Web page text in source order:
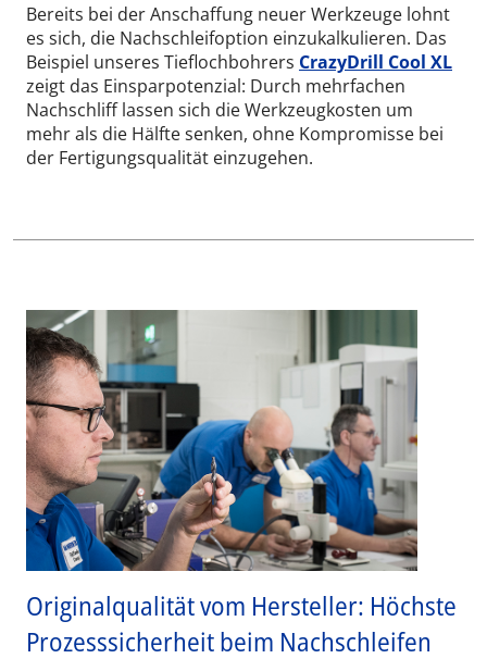
Bereits bei der Anschaffung neuer Werkzeuge lohnt
es sich, die Nachschleifoption einzukalkulieren. Das
Beispiel unseres Tieflochbohrers CrazyDrill Cool XL
zeigt das Einsparpotenzial: Durch mehrfachen
Nachschliff lassen sich die Werkzeugkosten um
mehr als die Hälfte senken, ohne Kompromisse bei
der Fertigungsqualität einzugehen.
Originalqualität vom Hersteller: Höchste
Prozesssicherheit beim Nachschleifen